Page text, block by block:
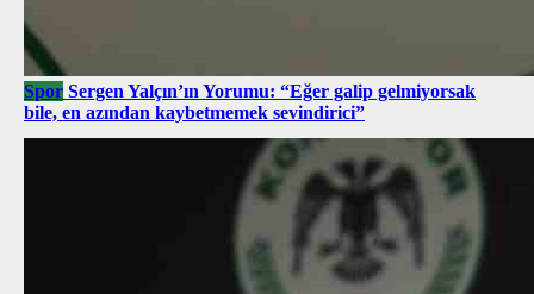
Spor Sergen Yalçın’ın Yorumu: “Eğer galip gelmiyorsak
bile, en azından kaybetmemek sevindirici”